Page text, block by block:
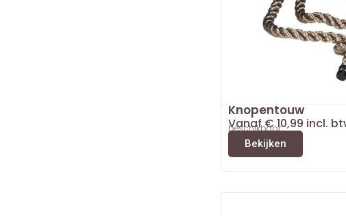
Knopentouw
Vanaf€10,99 incl.
beschikbaar
Bekijken